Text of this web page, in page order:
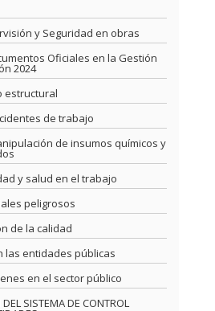
y Seguridad en obras
Oficiales en la Gestión
2024
estructural
de trabajo
de insumos químicos y
y salud en el trabajo
peligrosos
de la calidad
las entidades públicas
en el sector público
SISTEMA DE CONTROL